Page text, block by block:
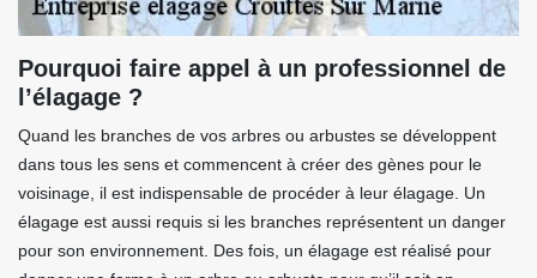
Pourquoi faire appel à un professionnel de
l’élagage ?
Quand les branches de vos arbres ou arbustes se développent
dans tous les sens et commencent à créer des gènes pour le
voisinage, il est indispensable de procéder à leur élagage. Un
élagage est aussi requis si les branches représentent un danger
pour son environnement. Des fois, un élagage est réalisé pour